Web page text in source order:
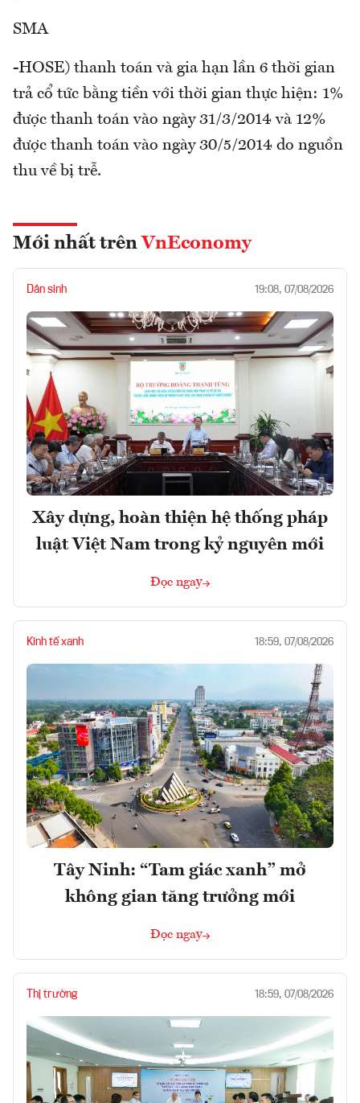
SMA
-HOSE) thanh toán và gia hạn lần 6 thời gian
trả cổ tức bằng tiền với thời gian thực hiện: 1%
được thanh toán vào ngày 31/3/2014 và 12%
được thanh toán vào ngày 30/5/2014 do nguồn
thu về bị trễ.
Mới nhất trên VnEconomy
Dân sinh 19:08, 07/08/2026
Xây dựng, hoàn thiện hệ thống pháp
luật Việt Nam trong kỷ nguyên mới
Đọc ngay
Kinh tế xanh 18:59, 07/08/2026
Tây Ninh: “Tam giác xanh” mở
không gian tăng trưởng mới
Đọc ngay
Thị trường 18:59, 07/08/2026